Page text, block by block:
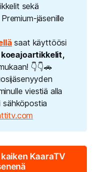
sekä
jäsenille
saat käyttöösi
👇👇🚗
viestiä alla
sähköpostia
KaaraTV